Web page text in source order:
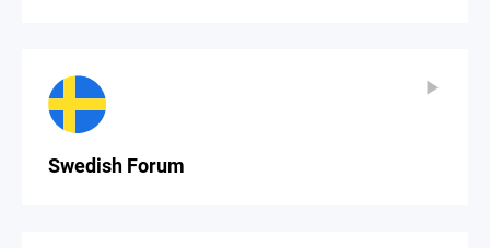
Swedish Forum
▶